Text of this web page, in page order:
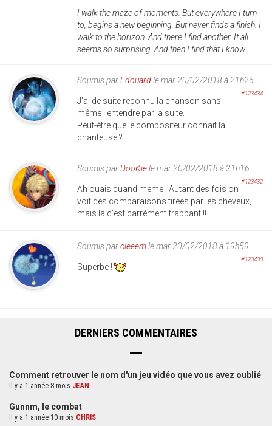
I walk the maze of moments. But everywhere I turn
to, begins a new beginning. But never finds a finish. I
walk to the horizon. And there I find another. It all
seems so surprising. And then I find that I know..
Soumis parEdouardle mar 20/02/2018 à 21h26
#123434
J'ai de suite reconnu la chanson sans
même l'entendre par la suite.
Peut-être que le compositeur connait la
chanteuse ?
Soumis parDooKiele mar 20/02/2018 à 21h16
#123432
Ah ouais quand meme ! Autant des fois on
voit des comparaisons tirées par les cheveux,
mais la c'est carrément frappant !!
Soumis parcleeemle mar 20/02/2018 à 19h59
#123430
Superbe !
DERNIERS COMMENTAIRES
Comment retrouver le nom d'un jeu vidéo que vous avez oublié
Il y a 1 année 8 mois JEAN
Gunnm, le combat
Il y a 1 année 10 mois CHRIS